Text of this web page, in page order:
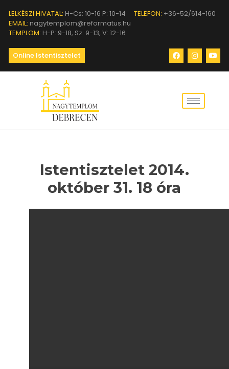
LELKÉSZI HIVATAL: H-Cs: 10-16 P: 10-14 TELEFON: +36-52/614-160
EMAIL: nagytemplom@reformatus.hu
TEMPLOM: H-P: 9-18, Sz: 9-13, V: 12-16
Online Istentisztelet
Istentisztelet 2014.
október 31. 18 óra